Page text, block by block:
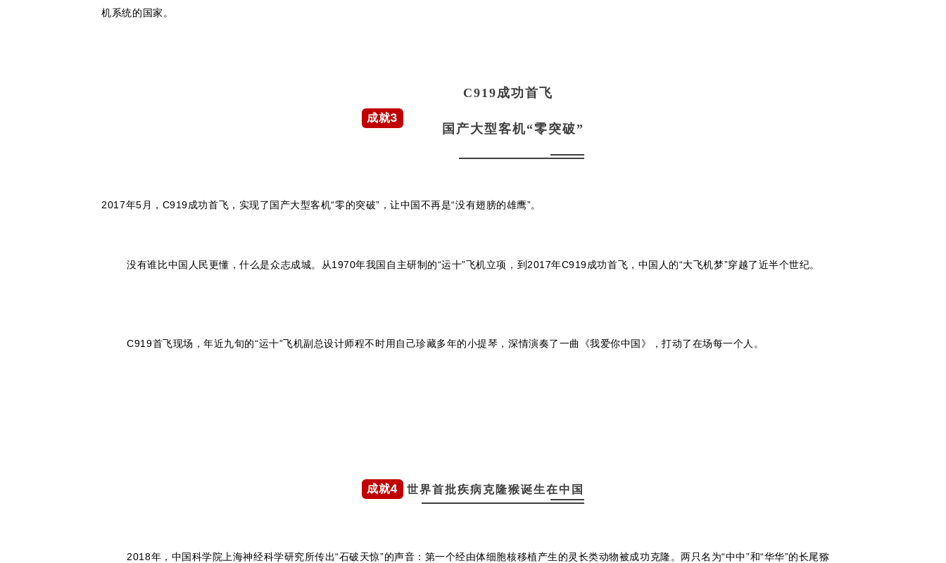
机系统的国家。
成就3
C919成功首飞
国产大型客机“零突破”
2017年5月，C919成功首飞，实现了国产大型客机“零的突破”，让中国不再是“没有翅膀的雄鹰”。
没有谁比中国人民更懂，什么是众志成城。从1970年我国自主研制的“运十”飞机立项，到2017年C919成功首飞，中国人的“大飞机梦”穿越了近半个世纪。
C919首飞现场，年近九旬的“运十”飞机副总设计师程不时用自己珍藏多年的小提琴，深情演奏了一曲《我爱你中国》，打动了在场每一个人。
成就4 世界首批疾病克隆猴诞生在中国
2018年，中国科学院上海神经科学研究所传出“石破天惊”的声音：第一个经由体细胞核移植产生的灵长类动物被成功克隆。两只名为“中中”和“华华”的长尾猕